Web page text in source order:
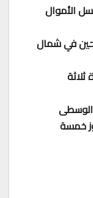
الأموال
في شمال
الوسطى
خمسة